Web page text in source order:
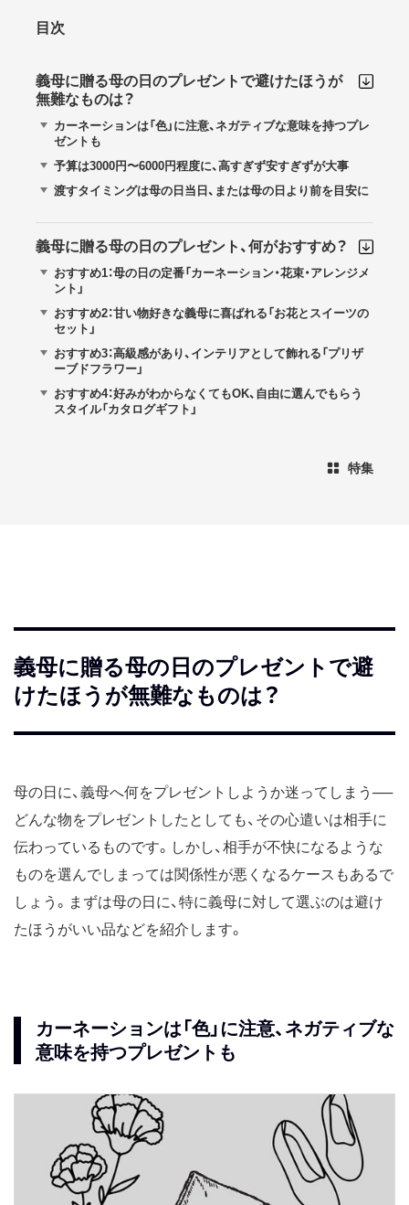
目次
義母に贈る母の日のプレゼントで避けたほうが
無難なものは？
カーネーションは「色」に注意、ネガティブな意味を持つプレ
ゼントも
予算は3000円〜6000円程度に、高すぎず安すぎずが大事
渡すタイミングは母の日当日、または母の日より前を目安に
義母に贈る母の日のプレゼント、何がおすすめ？
おすすめ1：母の日の定番「カーネーション・花束・アレンジメ
ント」
おすすめ2：甘い物好きな義母に喜ばれる「お花とスイーツの
セット」
おすすめ3：高級感があり、インテリアとして飾れる「プリザ
ーブドフラワー」
おすすめ4：好みがわからなくてもOK、自由に選んでもらう
スタイル「カタログギフト」
特集
義母に贈る母の日のプレゼントで避
けたほうが無難なものは？
母の日に、義母へ何をプレゼントしようか迷ってしまう──
どんな物をプレゼントしたとしても、その心遣いは相手に
伝わっているものです。しかし、相手が不快になるような
ものを選んでしまっては関係性が悪くなるケースもあるで
しょう。まずは母の日に、特に義母に対して選ぶのは避け
たほうがいい品などを紹介します。
カーネーションは「色」に注意、ネガティブな
意味を持つプレゼントも